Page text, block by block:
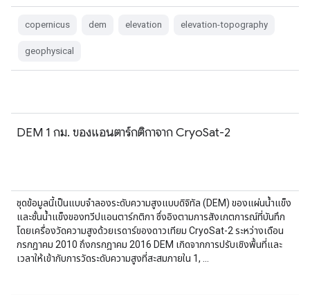
copernicus dem elevation elevation-topography
geophysical
DEM 1 กม. ของแอนตาร์กติกาจาก CryoSat-2
ชุดข้อมูลนี้เป็นแบบจำลองระดับความสูงแบบดิจิทัล (DEM) ของแผ่นน้ำแข็ง
และชั้นน้ำแข็งของทวีปแอนตาร์กติกา ซึ่งอิงตามการสังเกตการณ์ที่บันทึก
โดยเครื่องวัดความสูงด้วยเรดาร์ของดาวเทียม CryoSat-2 ระหว่างเดือน
กรกฎาคม 2010 ถึงกรกฎาคม 2016 DEM เกิดจากการปรับเชิงพื้นที่และ
เวลาให้เข้ากับการวัดระดับความสูงที่สะสมภายใน 1, …